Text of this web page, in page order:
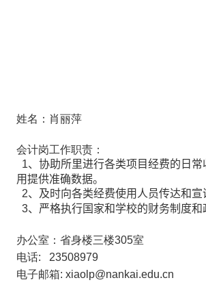
姓名：肖丽萍
会计岗工作职责：
1、 协助所里进行各类项目经费的日常
用提供准确数据。
2、 及时向各类经费使用人员传达和
3、 严格执行国家和学校的财务制度
办公室：省身楼三楼305室
电话: 23508979
电子邮箱: xiaolp@nankai.edu.cn